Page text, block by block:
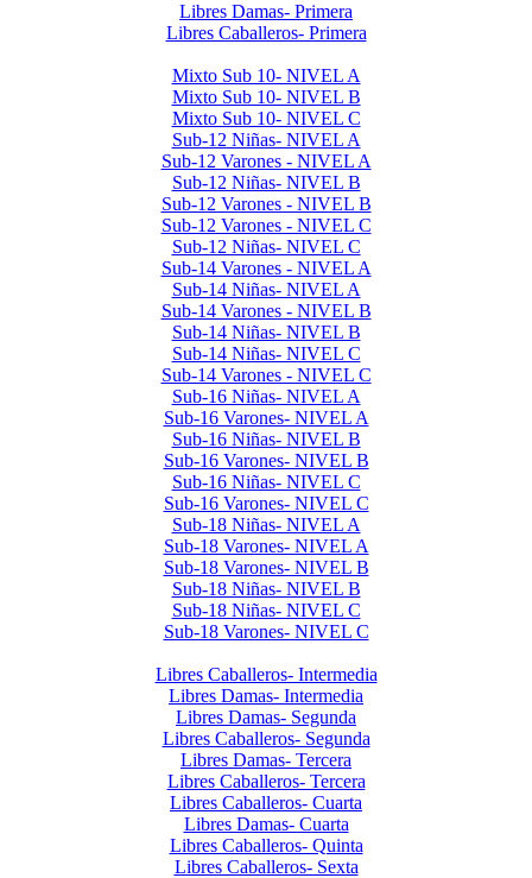
Libres Damas- Primera
Libres Caballeros- Primera
Mixto Sub 10- NIVEL A
Mixto Sub 10- NIVEL B
Mixto Sub 10- NIVEL C
Sub-12 Niñas- NIVEL A
Sub-12 Varones - NIVEL A
Sub-12 Niñas- NIVEL B
Sub-12 Varones - NIVEL B
Sub-12 Varones - NIVEL C
Sub-12 Niñas- NIVEL C
Sub-14 Varones - NIVEL A
Sub-14 Niñas- NIVEL A
Sub-14 Varones - NIVEL B
Sub-14 Niñas- NIVEL B
Sub-14 Niñas- NIVEL C
Sub-14 Varones - NIVEL C
Sub-16 Niñas- NIVEL A
Sub-16 Varones- NIVEL A
Sub-16 Niñas- NIVEL B
Sub-16 Varones- NIVEL B
Sub-16 Niñas- NIVEL C
Sub-16 Varones- NIVEL C
Sub-18 Niñas- NIVEL A
Sub-18 Varones- NIVEL A
Sub-18 Varones- NIVEL B
Sub-18 Niñas- NIVEL B
Sub-18 Niñas- NIVEL C
Sub-18 Varones- NIVEL C
Libres Caballeros- Intermedia
Libres Damas- Intermedia
Libres Damas- Segunda
Libres Caballeros- Segunda
Libres Damas- Tercera
Libres Caballeros- Tercera
Libres Caballeros- Cuarta
Libres Damas- Cuarta
Libres Caballeros- Quinta
Libres Caballeros- Sexta